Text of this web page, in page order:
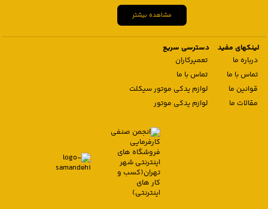
مشاهده بیشتر
لینکهای مفید
درباره ما
تماس با ما
قوانین ما
مقالات ما
دسترسی سریع
تعمیرکاران
تماس با ما
لوازم یدکی موتور سیکلت
لوازم یدکی موتور